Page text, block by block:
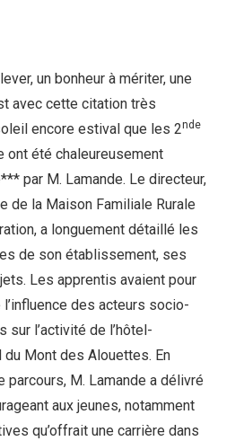
un bonheur à mériter, une
avec cette citation très
encore estival que les 2nde
ont été chaleureusement
par M. Lamande. Le directeur,
de la Maison Familiale Rurale
a longuement détaillé les
de son établissement, ses
Les apprentis avaient pour
des acteurs socio-
sur l’activité de l’hôtel-
Mont des Alouettes. En
parcours, M. Lamande a délivré
aux jeunes, notamment
qu’offrait une carrière dans